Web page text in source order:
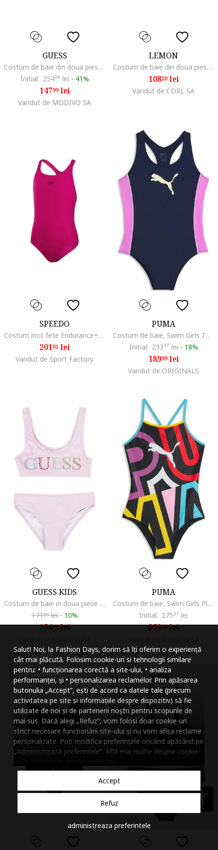
Salut! Noi, la Fashion Days, dorim să îți oferim o experiență
cât mai plăcută. Folosim cookie-uri si tehnologii similare
pentru: • funcționarea corectă a site-ului, • analiza
performanței, și • personalizarea reclamelor. Prin apăsarea
butonului „Accept”, ești de acord ca datele tale (precum
activitatea pe site și informațiile despre dispozitiv) să fie
utilizate de noi și de partenerii noștri pentru scopurile de
mai sus. Dacă alegi „Refuz”, vom folosi doar cookie-uri
strict necesare funcționării site-ului și nu vom afișa reclame
personalizate. Poți modifica preferințele oricând apăsând pe
„Administrează preferințele”. Află mai multe despre cookie-
Accept
Refuz
administreaza preferintele
GUESS
Costum de baie din doua piese cu monograma
Initial: 25499 lei - 41%
14799lei
Vandut de MODIVO SA
LEMON
Costum de baie din doua piese cu motive abstracte
10820lei
Vandut de CDRL SA
SPEEDO
Costum inot fete Endurance+ Medalist roz – rezistent la clor, antrenament, Roz
20101lei
Vandut de Sport Factory
PUMA
Costum de baie, Swim Girls T7 Swimsuit 1P, Albastru
Initial: 23337 lei - 18%
18999lei
Vandut de ORIGINALS
GUESS KIDS
Costum de baie in doua piese cu logo cu strasuri, Roz pal
17199lei - 10%
15479lei
PUMA
Costum de baie, Swim Girls Placed Print Swimsuit 1P, Rosu
Initial: 27537 lei
25999lei
accessibility
Micsoreaza
Mareste spatierea
Micsoreaza
Mareste inaltimea
Micsoreaza
Inverseaza culorile
Nuante de gri
Cursor mare